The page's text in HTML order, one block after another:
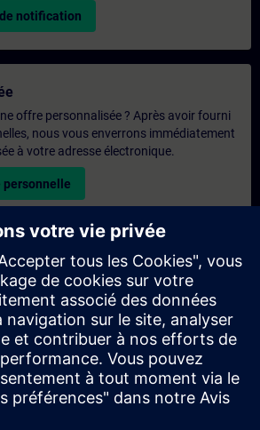
notification
offre personnalisée ? Après avoir fourni
nous vous enverrons immédiatement
à votre adresse électronique.
personnelle
exclusive
ci-dessous si vous souhaitez
formation exclusive, que ce soit sur
centre de formation SITRAIN. Ce
aux groupes plus importants (6
avoir fourni vos coordonnées et vos
formation, vous recevrez un devis de
exclusif